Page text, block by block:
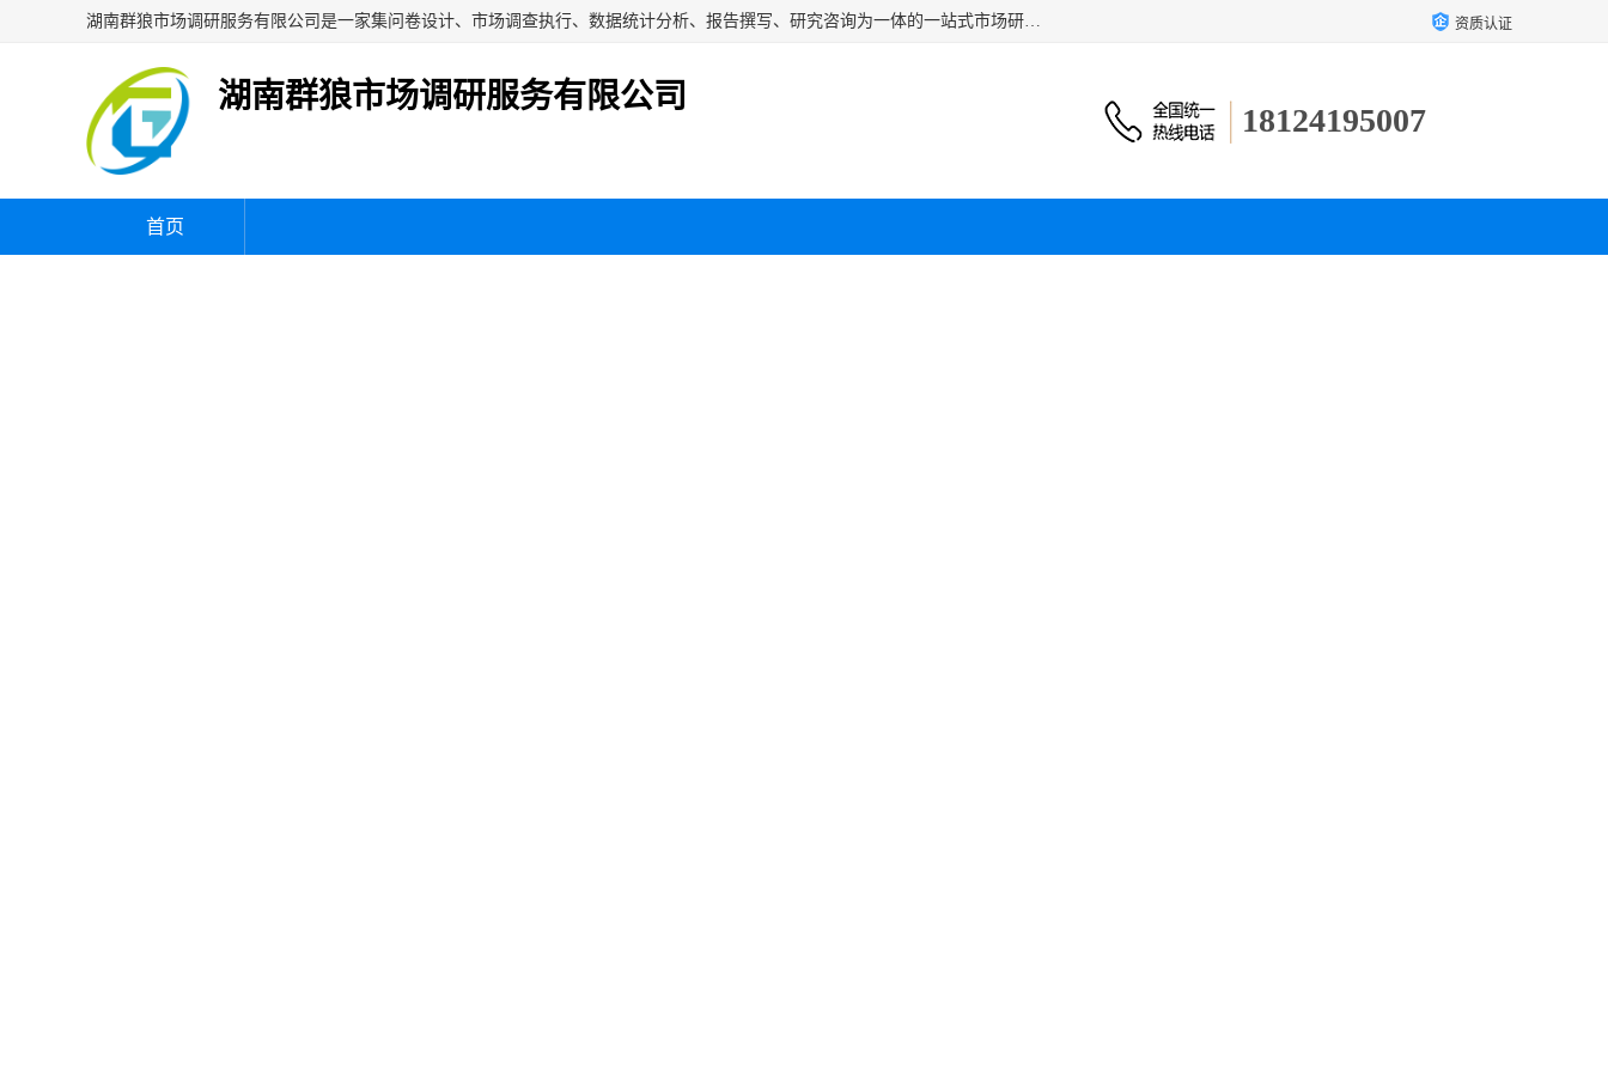
湖南群狼市场调研服务有限公司是一家集问卷设计、市场调查执行、数据统计分析、报告撰写、研究咨询为一体的一站式市场研究服务机构，主要服务：市场调研、三方评估、满意度研究、快消研究、地产物业调查、品牌研究、神秘顾客调查、行业研究、产品研究、公共事务专项调查等。 资质认证
湖南群狼市场调研服务有限公司
18124195007
首页